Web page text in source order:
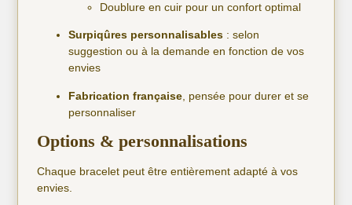
Doublure en cuir pour un confort optimal
Surpiqûres personnalisables : selon
suggestion ou à la demande en fonction de vos
envies
Fabrication française , pensée pour durer et se
personnaliser
Options & personnalisations
Chaque bracelet peut être entièrement adapté à vos
envies.